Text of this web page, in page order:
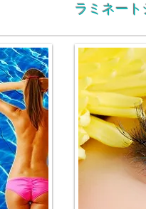
ラミネー